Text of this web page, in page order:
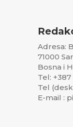
Adresa:
71000
Bosna i
Tel:
Tel
E-mail :